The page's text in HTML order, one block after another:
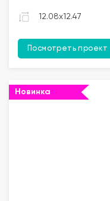
12.08x12.47
Посмотреть проект
Новинка